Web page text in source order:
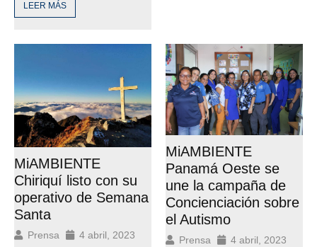
LEER MÁS
MiAMBIENTE
Chiriquí listo con su
operativo de Semana
Santa
Prensa 4 abril, 2023
MiAMBIENTE
Panamá Oeste se
une la campaña de
Concienciación sobre
el Autismo
Prensa 4 abril, 2023